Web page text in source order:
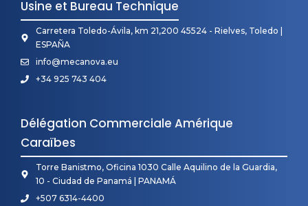
Usine et Bureau Technique
Carretera Toledo-Ávila, km 21,200 45524 - Rielves, Toledo |
ESPAÑA
info@mecanova.eu
+34 925 743 404
Délégation Commerciale Amérique
Caraïbes
Torre Banistmo, Oficina 1030 Calle Aquilino de la Guardia,
10 - Ciudad de Panamá | PANAMÁ
+507 6314-4400